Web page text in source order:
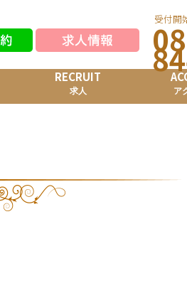
受付開
RECRUIT
求人 ア